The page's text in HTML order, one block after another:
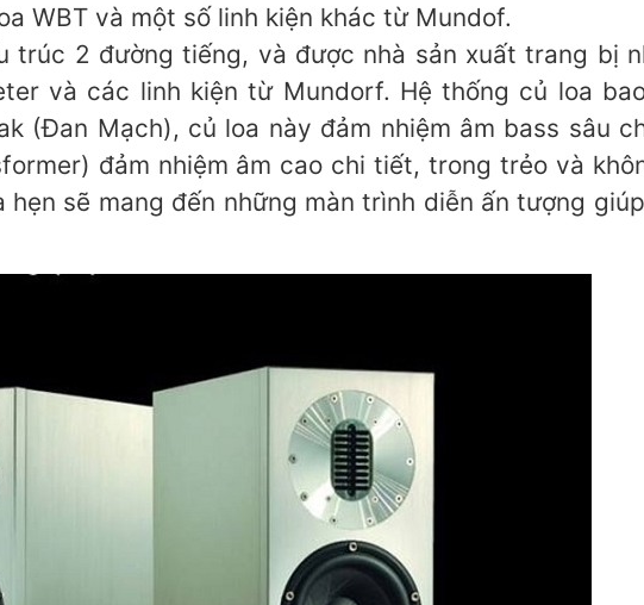
WBT và một số linh kiện khác từ Mundof.
trúc 2 đường tiếng, và được nhà sản xuất trang bị
và các linh kiện từ Mundorf. Hệ thống củ loa
(Đan Mạch), củ loa này đảm nhiệm âm bass sâu
đảm nhiệm âm cao chi tiết, trong trẻo và
hẹn sẽ mang đến những màn trình diễn ấn tượng